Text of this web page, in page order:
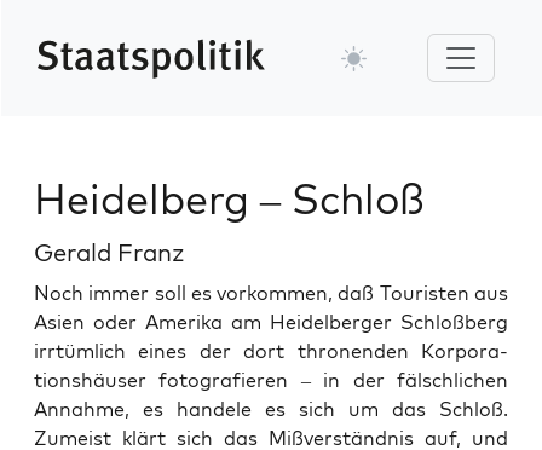
Heidelberg – Schloß
Gerald Franz
Noch immer soll es vorkom­men, daß Touris­ten aus
Asien oder Ameri­ka am Hei­del­berg­er Schloßberg
irrtüm­lich eines der dort thro­nen­den Kor­po­ra­
tionshäuser fotografieren – in der fälschlichen
Annahme, es han­dele es sich um das Schloß.
Zumeist klärt sich das Mißver­ständ­nis auf, und